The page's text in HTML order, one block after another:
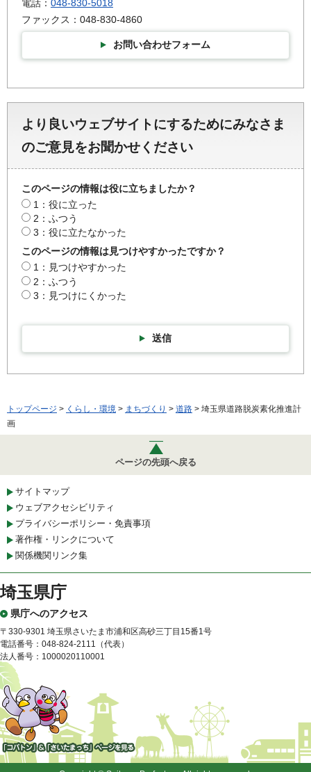
電話： 048-830-5018
ファックス：048-830-4860
お問い合わせフォーム
より良いウェブサイトにするためにみなさま
のご意見をお聞かせください
このページの情報は役に立ちましたか？
1：役に立った
2：ふつう
3：役に立たなかった
このページの情報は見つけやすかったですか？
1：見つけやすかった
2：ふつう
3：見つけにくかった
送信
トップページ > くらし・環境 > まちづくり > 道路 > 埼玉県道路脱炭素化推進計
画
ページの先頭へ戻る
サイトマップ
ウェブアクセシビリティ
プライバシーポリシー・免責事項
著作権・リンクについて
関係機関リンク集
埼玉県庁
県庁へのアクセス
〒330-9301 埼玉県さいたま市浦和区高砂三丁目15番1号
電話番号：048-824-2111（代表）
法人番号：1000020110001
「コバトン」&「さいたまっ